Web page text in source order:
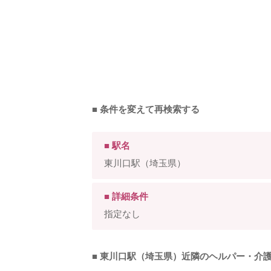
■ 条件を変えて再検索する
■ 駅名
東川口駅（埼玉県）
■ 詳細条件
指定なし
■ 東川口駅（埼玉県）近隣のヘルパー・介